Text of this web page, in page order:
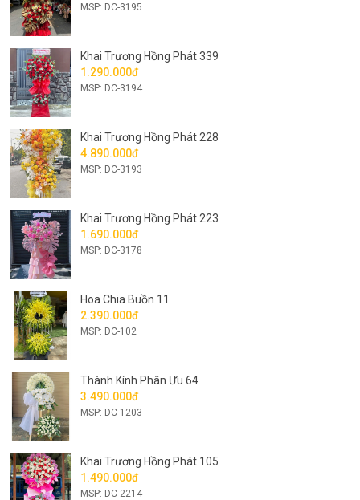
MSP: DC-3195
Khai Trương Hồng Phát 339
1.290.000đ
MSP: DC-3194
Khai Trương Hồng Phát 228
4.890.000đ
MSP: DC-3193
Khai Trương Hồng Phát 223
1.690.000đ
MSP: DC-3178
Hoa Chia Buồn 11
2.390.000đ
MSP: DC-102
Thành Kính Phân Ưu 64
3.490.000đ
MSP: DC-1203
Khai Trương Hồng Phát 105
1.490.000đ
MSP: DC-2214